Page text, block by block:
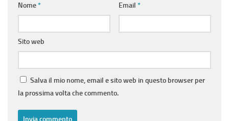
Nome* Email *
Sito web
Salva il mio nome, email e sito web in questo browser per
la prossima volta che commento.